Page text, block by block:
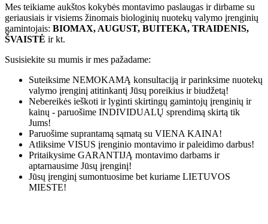
Mes teikiame aukštos kokybės montavimo paslaugas ir dirbame su
geriausiais ir visiems žinomais biologinių nuotekų valymo įrenginių
gamintojais: BIOMAX, AUGUST, BUITEKA, TRAIDENIS,
ŠVAISTĖ ir kt.
Susisiekite su mumis ir mes pažadame:
Suteiksime NEMOKAMĄ konsultaciją ir parinksime nuotekų
valymo įrenginį atitinkantį Jūsų poreikius ir biudžetą!
Nebereikės ieškoti ir lyginti skirtingų gamintojų įrenginių ir
kainų - paruošime INDIVIDUALŲ sprendimą skirtą tik
Jums!
Paruošime suprantamą sąmatą su VIENA KAINA!
Atliksime VISUS įrenginio montavimo ir paleidimo darbus!
Pritaikysime GARANTIJĄ montavimo darbams ir
aptarnausime Jūsų įrenginį!
Jūsų įrenginį sumontuosime bet kuriame LIETUVOS
MIESTE!